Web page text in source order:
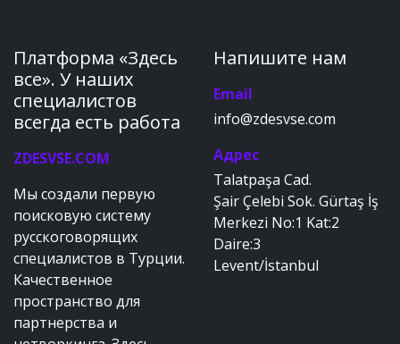
Платформа «Здесь
все». У наших
специалистов
всегда есть работа
ZDESVSE.COM
Мы создали первую
поисковую систему
русскоговорящих
специалистов в Турции.
Качественное
пространство для
партнерства и
Напишите нам
Email
info@zdesvse.com
Адрес
Talatpaşa Cad.
Şair Çelebi Sok. Gürtaş İş
Merkezi No:1 Kat:2
Daire:3
Levent/İstanbul